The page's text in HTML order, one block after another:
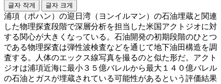
글자 작게 글자 크게
浦項（ポハン）の迎日湾（ヨンイルマン）の石油埋蔵と関連
した物理探査段階で深層分析を担当した米国アクトジオに対
する関心が大きくなっている。石油開発の初期段階のひとつ
である物理探査は弾性波検査などを通じて地下油田構造を調
査する。人体のエックス線写真を撮るのと似た形だ。アクト
ジオは浦項近海に最小３５億バレルから最大１４０億バレル
の石油とガスが埋蔵されている可能性があるという評価結果